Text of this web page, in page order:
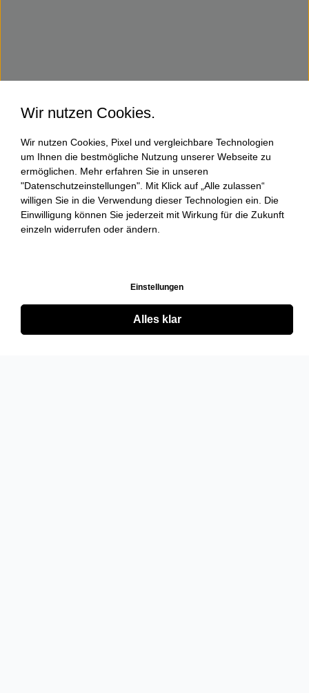
Wir nutzen Cookies.
Wir nutzen Cookies, Pixel und vergleichbare Technologien
um Ihnen die bestmögliche Nutzung unserer Webseite zu
ermöglichen. Mehr erfahren Sie in unseren
"Datenschutzeinstellungen". Mit Klick auf „Alle zulassen“
willigen Sie in die Verwendung dieser Technologien ein. Die
Einwilligung können Sie jederzeit mit Wirkung für die Zukunft
einzeln widerrufen oder ändern.
Einstellungen
Alles klar